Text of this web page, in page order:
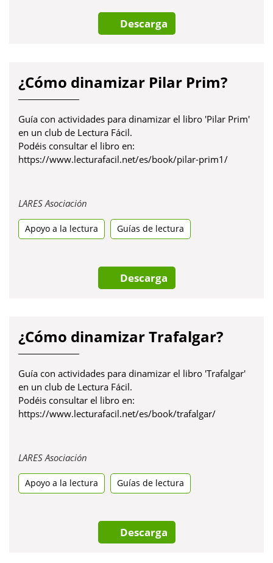
Descarga
¿Cómo dinamizar Pilar Prim?
Guía con actividades para dinamizar el libro 'Pilar Prim'
en un club de Lectura Fácil.
Podéis consultar el libro en:
https://www.lecturafacil.net/es/book/pilar-prim1/
LARES Asociación
una
pestanya
Apoyo a la lectura Guías de lectura
Descarga
¿Cómo dinamizar Trafalgar?
Guía con actividades para dinamizar el libro 'Trafalgar'
en un club de Lectura Fácil.
Podéis consultar el libro en:
https://www.lecturafacil.net/es/book/trafalgar/
LARES Asociación
una
pestanya
Apoyo a la lectura Guías de lectura
Descarga